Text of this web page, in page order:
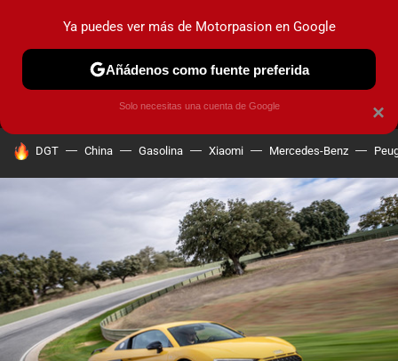
MENÚ NUEVO
COCHES ELÉCTRICOS OBSERVATORIO
HOY SE HABLA DE
DGT China Gasolina Xiaomi Mercedes-Benz
×
Ya puedes ver más de Motorpasion en Google
Añádenos como fuente preferida
Solo necesitas una cuenta de Google